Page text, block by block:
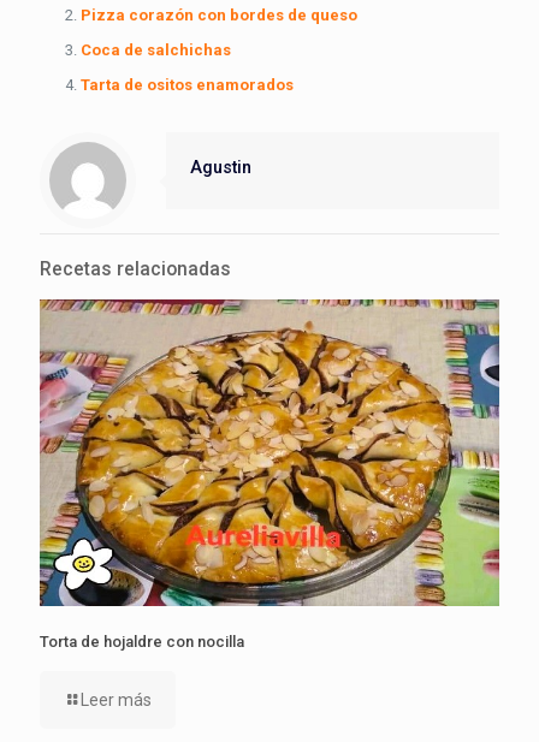
Pizza corazón con bordes de queso
Coca de salchichas
Tarta de ositos enamorados
Agustin
Recetas relacionadas
Torta de hojaldre con nocilla
Leer más